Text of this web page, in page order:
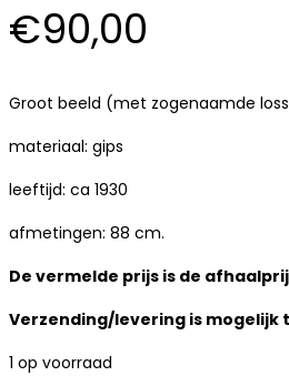
€90,00
Groot beeld (met zogenaamde
materiaal: gips
leeftijd: ca 1930
afmetingen: 88 cm.
De vermelde prijs is de
Verzending/levering is
1 op voorraad